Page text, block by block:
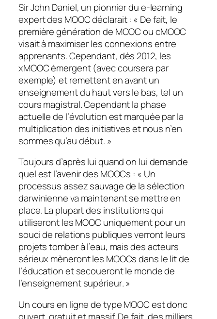
Sir John Daniel, un pionnier du e-learning
expert des MOOC déclarait : « De fait, le
première génération de MOOC ou cMOOC
visait à maximiser les connexions entre
apprenants. Cependant, dès 2012, les
xMOOC émergent (avec coursera par
exemple) et remettent en avant un
enseignement du haut vers le bas, tel un
cours magistral. Cependant la phase
actuelle de l’évolution est marquée par la
multiplication des initiatives et nous n’en
sommes qu’au début. »
Toujours d’après lui quand on lui demande
quel est l’avenir des MOOCs : « Un
processus assez sauvage de la sélection
darwinienne va maintenant se mettre en
place. La plupart des institutions qui
utiliseront les MOOC uniquement pour un
souci de relations publiques verront leurs
projets tomber à l’eau, mais des acteurs
sérieux mèneront les MOOCs dans le lit de
l’éducation et secoueront le monde de
l’enseignement supérieur. »
Un cours en ligne de type MOOC est donc